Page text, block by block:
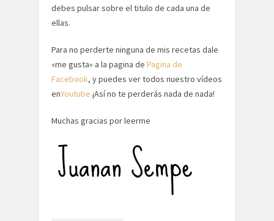
debes pulsar sobre el titulo de cada una de
ellas.
Para no perderte ninguna de mis recetas dale
«me gusta» a la pagina de Pagina de
Facebook, y puedes ver todos nuestro vídeos
enYoutube.¡Así no te perderás nada de nada!
Muchas gracias por leerme